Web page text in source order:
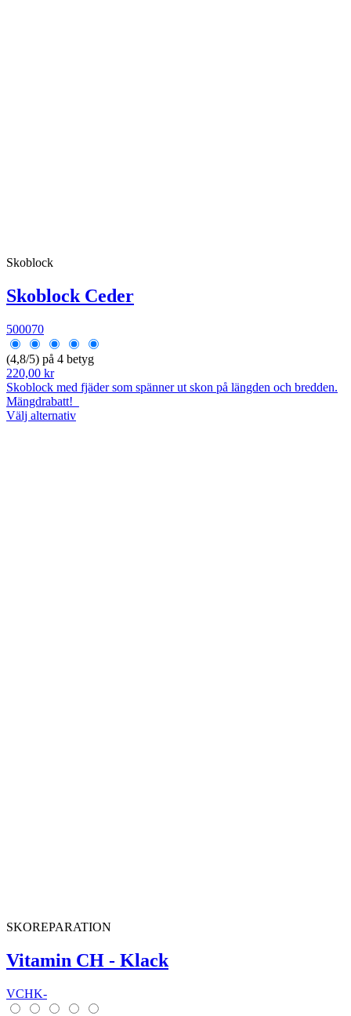
Skoblock
Skoblock Ceder
500070
(4,8/5) på 4 betyg
220,00 kr
Skoblock med fjäder som spänner ut skon på längden och bredden.
Mängdrabatt!
Välj alternativ
SKOREPARATION
Vitamin CH - Klack
VCHK-